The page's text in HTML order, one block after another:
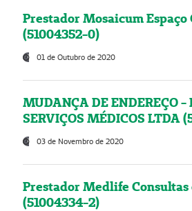
Prestador Mosaicum
(51004352-0)
01 de Outubro de 2020
MUDANÇA DE ENDEREÇO -
SERVIÇOS MÉDICOS LTDA
03 de Novembro de 2020
Prestador Medlife Consultas
(51004334-2)